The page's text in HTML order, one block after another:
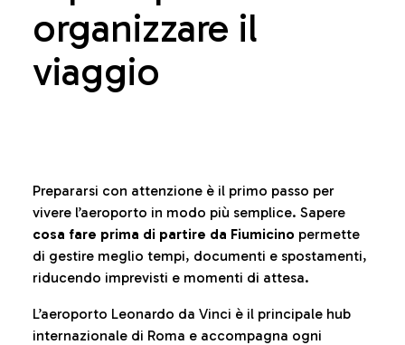
organizzare il
viaggio
Prepararsi con attenzione è il primo passo per
vivere l’aeroporto in modo più semplice. Sapere
cosa fare prima di partire da Fiumicino permette
di gestire meglio tempi, documenti e spostamenti,
riducendo imprevisti e momenti di attesa.
L’aeroporto Leonardo da Vinci è il principale hub
internazionale di Roma e accompagna ogni